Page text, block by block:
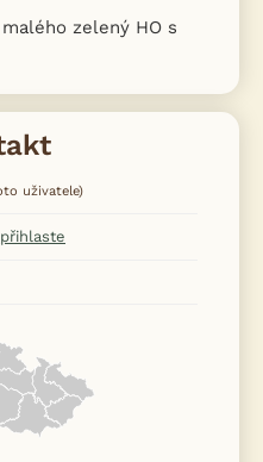
zelený HO s
uživatele)